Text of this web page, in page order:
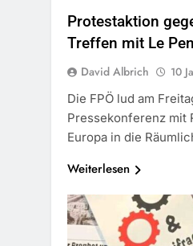
Protestaktion
Treffen mit Le
David Albrich 10
Die FPÖ lud am
Pressekonferenz mit
Europa in die
Weiterlesen